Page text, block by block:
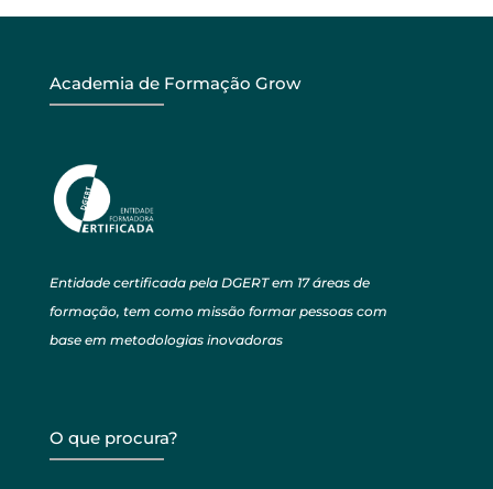
Academia de Formação Grow
Entidade certificada pela DGERT em 17 áreas de
formação, tem como missão formar pessoas com
base em metodologias inovadoras
O que procura?